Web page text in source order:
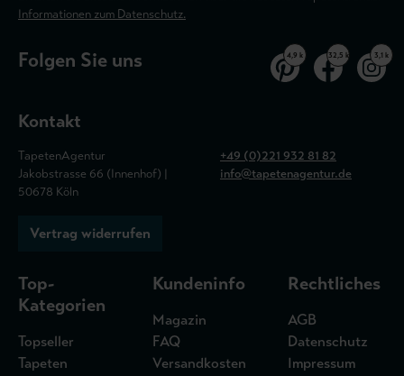
Informationen zum Datenschutz.
Folgen Sie uns 4,9 k 32,5 k 3,1 k
Kontakt
TapetenAgentur
Jakobstrasse 66 (Innenhof) |
50678 Köln
+49 (0)221 932 81 82
info@tapetenagentur.de
Vertrag widerrufen
Top-
Kategorien
Topseller
Tapeten
Kundeninfo
Magazin
FAQ
Versandkosten
Rechtliches
AGB
Datenschutz
Impressum